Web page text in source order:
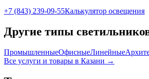
+7 (843) 239-09-55Калькулятор освещения
Другие типы
ПромышленныеОфисныеЛинейные
Все услуги и товары в Казани →